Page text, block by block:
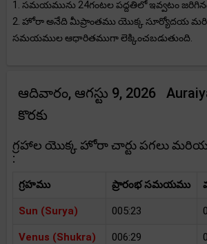
1. సమయమును 24గంటల పద్దతిలో ఇవ్వటం
2. హోరా అనేది మీప్రాంతము యొక్క సూర్యోదయ
సమయముల ఆధారితముగా లెక్కించబడుతుంది.
ఆదివారం, ఆగస్టు 9, 2026
కొరకు
గ్రహాల యొక్క హోరా చార్టు పగలు
:
గ్రహము ప్రారంభ సమయము
Sun (Surya) 005:23
Venus (Shukra) 006:29